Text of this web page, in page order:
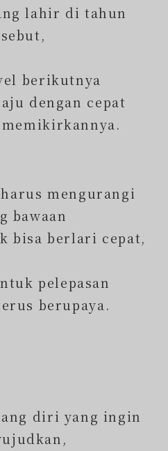
lahir di tahun
berikutnya
dengan cepat
mengurangi
bawaan
bisa berlari cepat,
pelepasan
berupaya.
diri yang ingin